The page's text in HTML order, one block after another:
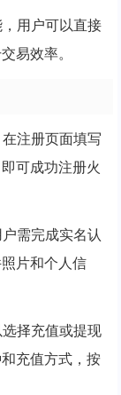
用户可以直接
易效率。
注册页面填写
可成功注册火
需完成实名认
片和个人信
择充值或提现
充值方式，按